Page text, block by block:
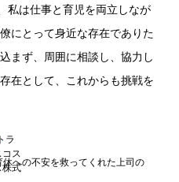
私は仕事と育児を両立しなが
にとって身近な存在でありた
まず、周囲に相談し、協力し
在として、これからも挑戦を